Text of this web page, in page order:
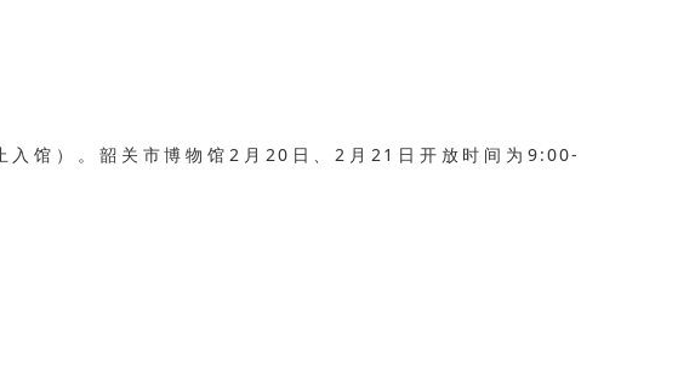
馆）。韶关市博物馆2月20日、2月21日开放时间为9:00-